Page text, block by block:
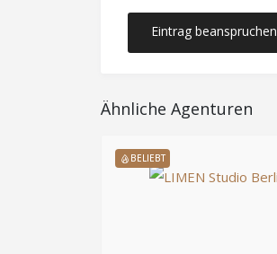
Eintrag beanspruchen
Ähnliche Agenturen
BELIEBT